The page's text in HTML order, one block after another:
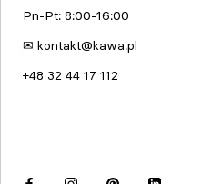
Pn-Pt: 8:00-16:00
✉ kontakt@kawa.pl
+48 32 44 17 112